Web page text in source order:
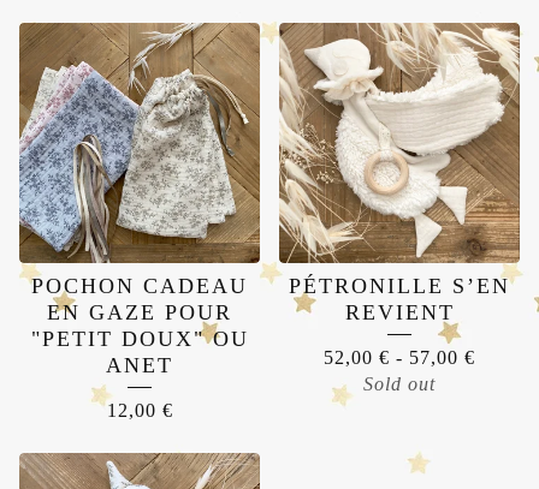
POCHON CADEAU
EN GAZE POUR
"PETIT DOUX" OU
ANET
12,00 €
PÉTRONILLE S’EN
REVIENT
52,00 € - 57,00 €
Sold out